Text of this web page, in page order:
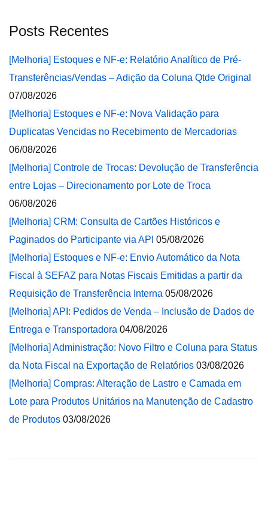
Posts Recentes
[Melhoria] Estoques e NF-e: Relatório Analítico de Pré-
Transferências/Vendas – Adição da Coluna Qtde Original
07/08/2026
[Melhoria] Estoques e NF-e: Nova Validação para
Duplicatas Vencidas no Recebimento de Mercadorias
06/08/2026
[Melhoria] Controle de Trocas: Devolução de Transferência
entre Lojas – Direcionamento por Lote de Troca
06/08/2026
[Melhoria] CRM: Consulta de Cartões Históricos e
Paginados do Participante via API 05/08/2026
[Melhoria] Estoques e NF-e: Envio Automático da Nota
Fiscal à SEFAZ para Notas Fiscais Emitidas a partir da
Requisição de Transferência Interna 05/08/2026
[Melhoria] API: Pedidos de Venda – Inclusão de Dados de
Entrega e Transportadora 04/08/2026
[Melhoria] Administração: Novo Filtro e Coluna para Status
da Nota Fiscal na Exportação de Relatórios 03/08/2026
[Melhoria] Compras: Alteração de Lastro e Camada em
Lote para Produtos Unitários na Manutenção de Cadastro
de Produtos 03/08/2026